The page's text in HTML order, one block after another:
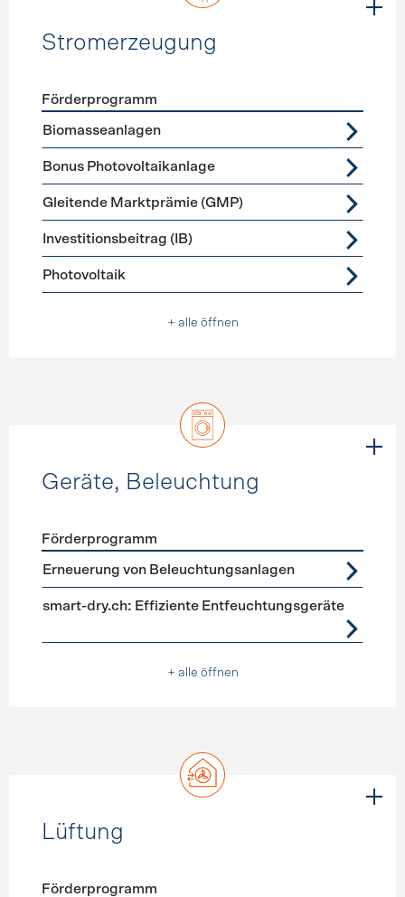
Stromerzeugung
Förderprogramme
Förderprogramm
Biomasseanlagen
Bonus Photovoltaikanlage
Gleitende Marktprämie (GMP)
Investitionsbeitrag (IB)
Photovoltaik
+ alle öffnen
Geräte, Beleuchtung
Förderprogramme Geräte, Beleuchtung
Förderprogramm
Erneuerung von Beleuchtungsanlagen
smart-dry.ch: Effiziente Entfeuchtungsgeräte
+ alle öffnen
Lüftung
Förderprogramm